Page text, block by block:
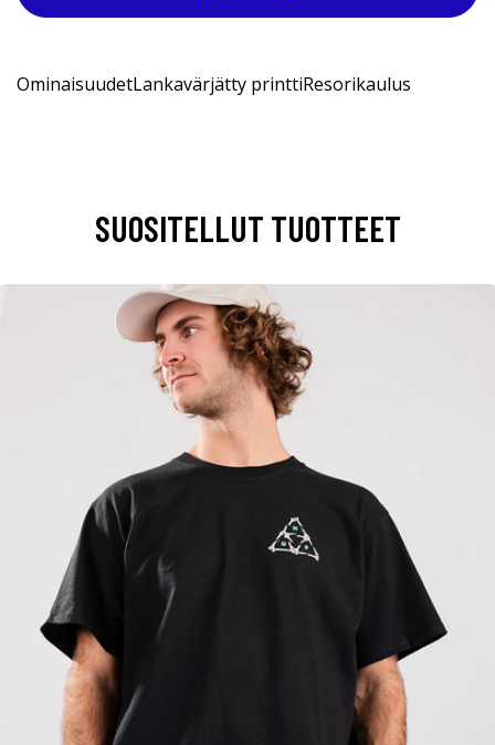
OminaisuudetLankavärjätty printtiResorikaulus
SUOSITELLUT TUOTTEET